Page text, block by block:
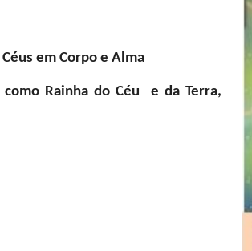
em Corpo e Alma
Rainha do Céu e da Terra,